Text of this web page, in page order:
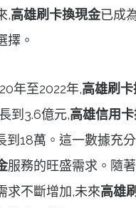
,高雄刷卡換現金已成
擇。
年至2022年,高雄刷
到3.6億元,高雄信用
到18萬。這一數據充
服務的旺盛需求。隨
求不斷增加,未來高雄